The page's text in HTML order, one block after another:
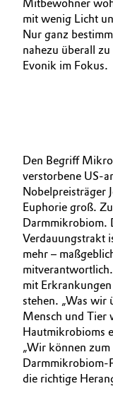
Mitbewohner
mit wenig Licht
Nur ganz
nahezu überall
Evonik im Fokus.
Den Begriff
verstorbene US-
Nobelpreisträger
Euphorie groß.
Darm­mikrobiom.
Verdauungstrakt
mehr –
mit
stehen. „Was wir
Mensch und Tier
Hautmikrobioms
„Wir können zum
Darmmikrobiom-
die richtige